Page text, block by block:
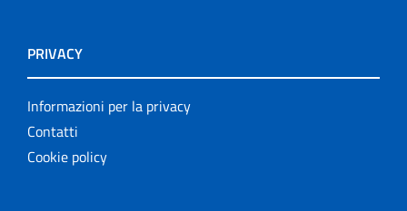
PRIVACY
Informazioni per la privacy
Contatti
Cookie policy